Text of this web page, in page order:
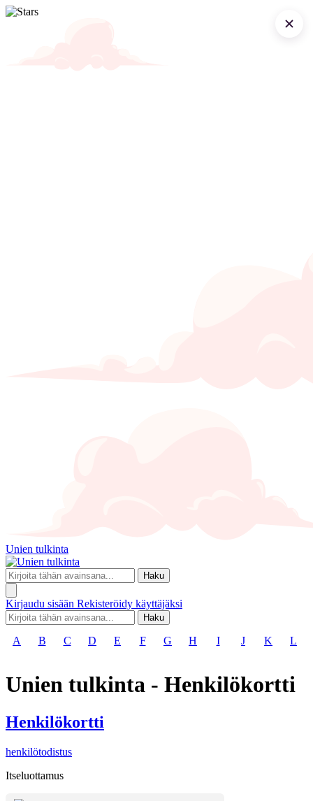
Unien tulkinta
Haku
Kirjaudu sisään Rekisteröidy käyttäjäksi
Haku
A B C D E F G H I J K L
Unien tulkinta - Henkilökortti
Henkilökortti
henkilötodistus
Itseluottamus